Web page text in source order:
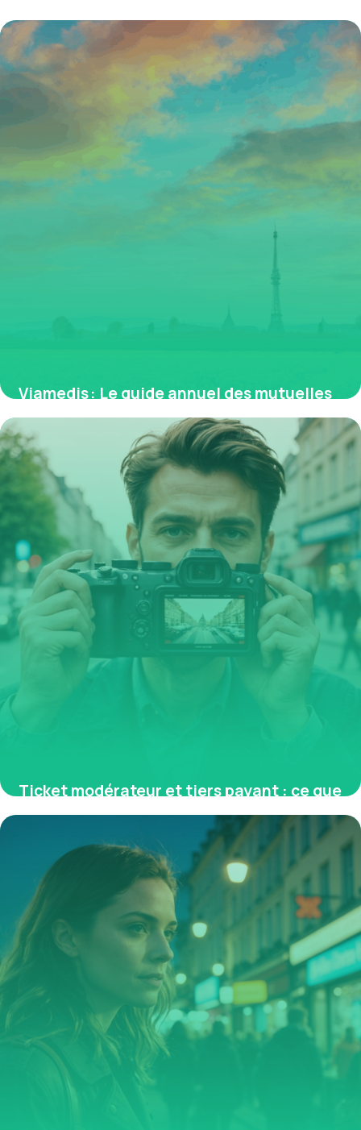
Viamedis : Le guide annuel des mutuelles
partenaires et du tiers payant en France
17 mai 2026
Ticket modérateur et tiers payant : ce que
vous devez savoir pour optimiser vos
remboursements santé
11 mai 2026